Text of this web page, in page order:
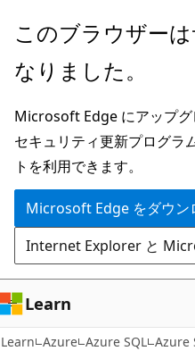
メ
ン
ン
テ
ン
ツ
に
ス
キ
ッ
プ
このブラウザー
なりました。
Microsoft Edge にアップグ
セキュリティ更新プログラ
トを利用できます。
Microsoft Edge をダウン
Internet Explorer と
Learn
Learn Azure Azure SQL Azure